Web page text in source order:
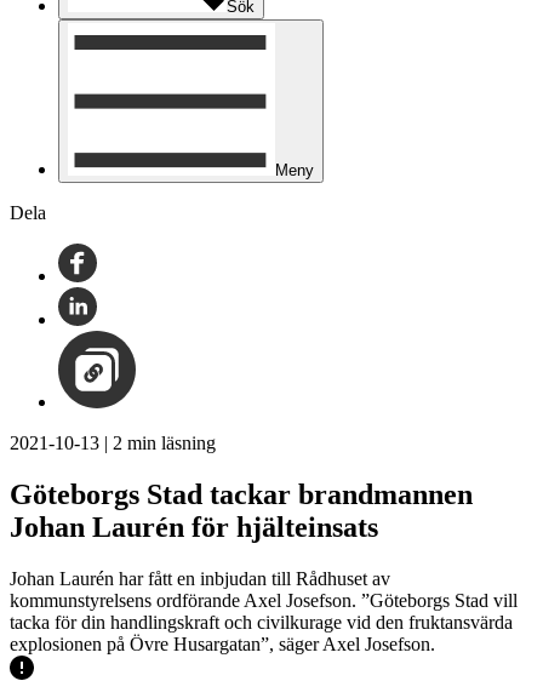
Sök
Meny
Dela
2021-10-13 | 2 min läsning
Göteborgs Stad tackar brandmannen
Johan Laurén för hjälteinsats
Johan Laurén har fått en inbjudan till Rådhuset av
kommunstyrelsens ordförande Axel Josefson. ”Göteborgs Stad vill
tacka för din handlingskraft och civilkurage vid den fruktansvärda
explosionen på Övre Husargatan”, säger Axel Josefson.